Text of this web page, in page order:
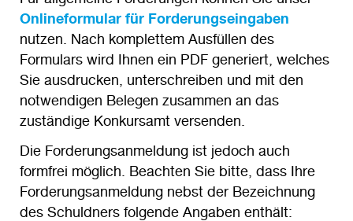
Onlineformular für Forderungseingaben
nutzen. Nach komplettem Ausfüllen des
Formulars wird Ihnen ein PDF generiert, welches
Sie ausdrucken, unterschreiben und mit den
notwendigen Belegen zusammen an das
zuständige Konkursamt versenden.
Die Forderungsanmeldung ist jedoch auch
formfrei möglich. Beachten Sie bitte, dass Ihre
Forderungsanmeldung nebst der Bezeichnung
des Schuldners folgende Angaben enthält: